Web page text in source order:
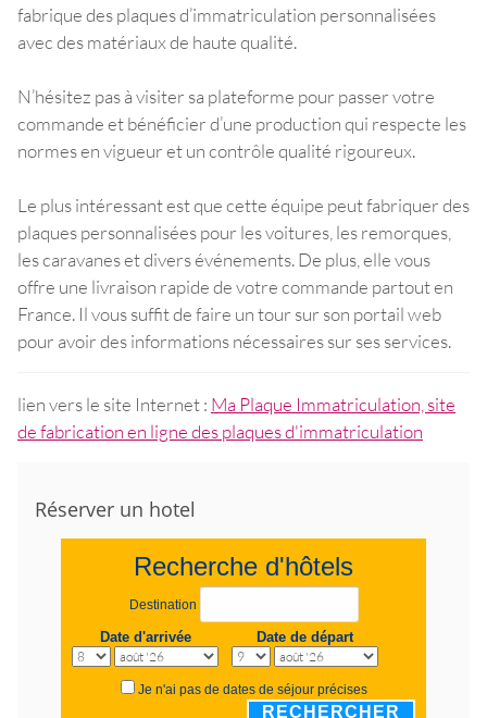
fabrique des plaques d’immatriculation personnalisées
avec des matériaux de haute qualité.
N’hésitez pas à visiter sa plateforme pour passer votre
commande et bénéficier d’une production qui respecte les
normes en vigueur et un contrôle qualité rigoureux.
Le plus intéressant est que cette équipe peut fabriquer des
plaques personnalisées pour les voitures, les remorques,
les caravanes et divers événements. De plus, elle vous
offre une livraison rapide de votre commande partout en
France. Il vous suffit de faire un tour sur son portail web
pour avoir des informations nécessaires sur ses services.
lien vers le site Internet : Ma Plaque Immatriculation, site
de fabrication en ligne des plaques d'immatriculation
Réserver un hotel
Recherche d'hôtels
Destination
Date d'arrivée Date de départ
Je n'ai pas de dates de séjour précises
RECHERCHER